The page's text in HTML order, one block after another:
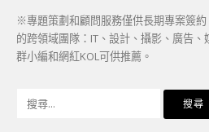
※專題策劃和顧問服務僅供長期專案簽
的跨領域團隊：IT、設計、攝影、廣告
群小編和網紅KOL可供推薦。